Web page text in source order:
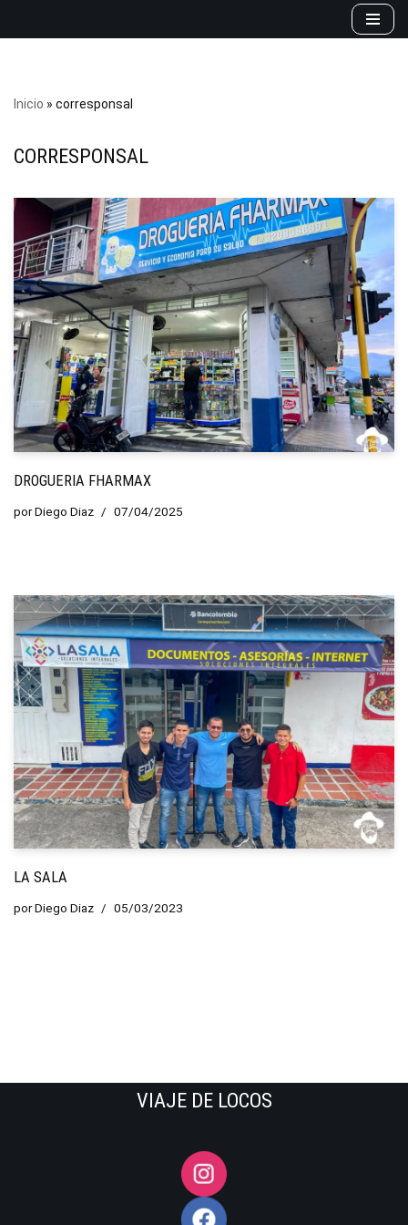
Inicio » corresponsal
CORRESPONSAL
DROGUERIA FHARMAX
porDiego Diaz 07/04/2025
LA SALA
porDiego Diaz 05/03/2023
VIAJE DE LOCOS